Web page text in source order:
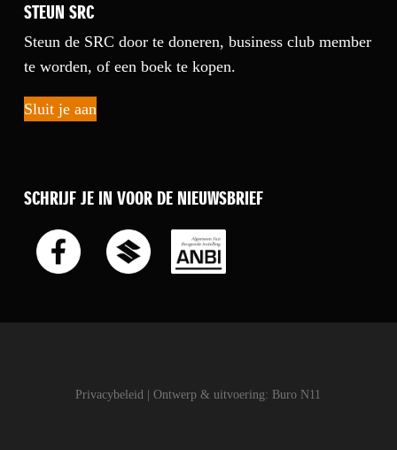
STEUN SRC
Steun de SRC door te doneren, business club member
te worden, of een boek te kopen.
Sluit je aan
SCHRIJF JE IN VOOR DE NIEUWSBRIEF
Privacybeleid | Ontwerp & uitvoering: Buro N11